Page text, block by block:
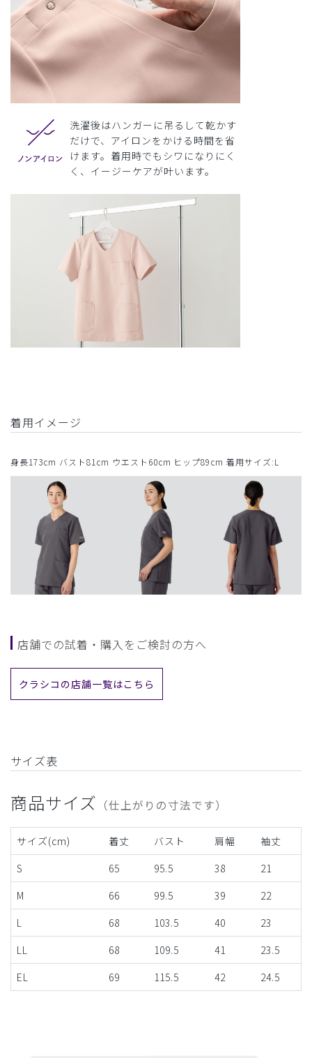
洗濯後はハンガーに吊るして乾かす
だけで、アイロンをかける時間を省
けます。着用時でもシワになりにく
く、イージーケアが叶います。
着用イメージ
身長173cm バスト81cm ウエスト60cm ヒップ89cm 着用サイズ:L
店舗での試着・購入をご検討の方へ
クラシコの店舗一覧はこちら
サイズ表
商品サイズ （仕上がりの寸法です）
サイズ(cm) 着丈 バスト 肩幅
袖丈
S
65 95.5 38
21
M
66 99.5 39
22
L
68 103.5 40
23
LL
68 109.5 41
23.5
EL
69 115.5 42 24.5